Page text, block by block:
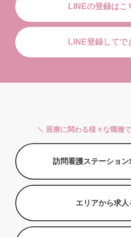
LINEの登録はこ
LINE登録してで
＼ 医療に関わる様々な職種
訪問看護ステーショ
エリアから求人